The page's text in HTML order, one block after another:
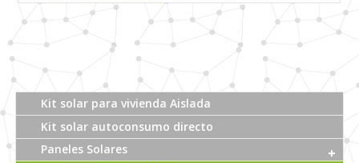
Kit solar para vivienda Aislada
Kit solar autoconsumo directo
Paneles Solares